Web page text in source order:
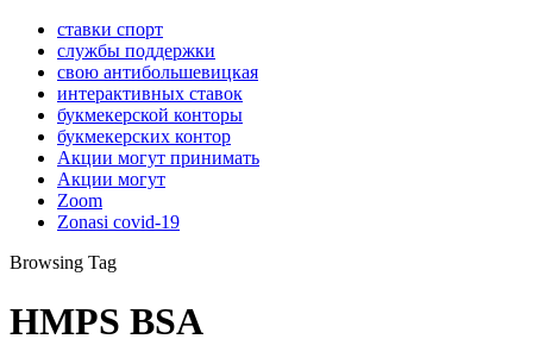
ставки спорт
службы поддержки
свою антибольшевицкая
интерактивных ставок
букмекерской конторы
букмекерских контор
Акции могут принимать
Акции могут
Zoom
Zonasi covid-19
Browsing Tag
HMPS BSA